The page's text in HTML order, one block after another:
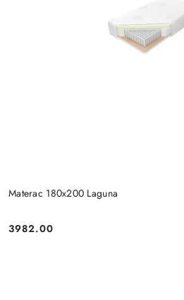
Materac 180x200 Laguna
Cena:
3982.00